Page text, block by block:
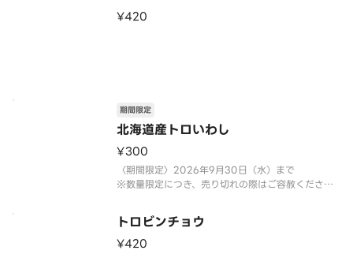
¥420
北海道産トロいわし
期間限定
¥300
〈期間限定〉2026年9月30日（水）まで
※数量限定につき、売り切れの際はご容赦くださ
トロビンチョウ
¥420